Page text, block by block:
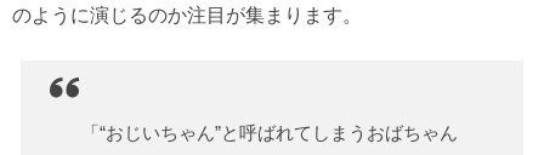
のように演じるのか注目が集まります。
「“おじいちゃん”と呼ばれてしまうおばちゃん